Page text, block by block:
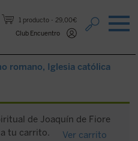
1 producto
29,00€
Club Encuentro
romano, Iglesia católica
de Joaquín de Fiore
tu carrito.
Ver carrito